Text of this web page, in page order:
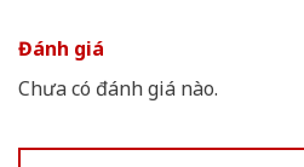
Đánh giá
Chưa có đánh giá nào.